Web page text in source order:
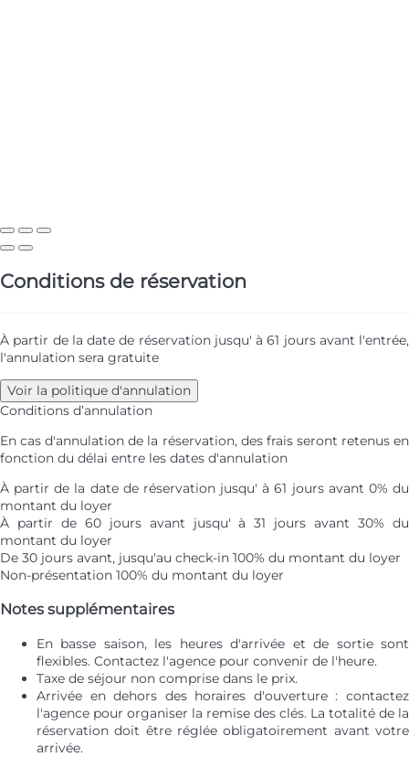
Conditions de réservation
À partir de la date de réservation jusqu' à 61 jours avant l'entrée,
l'annulation sera gratuite
Voir la politique d'annulation
Conditions d’annulation
En cas d'annulation de la réservation, des frais seront retenus en
fonction du délai entre les dates d'annulation
À partir de la date de réservation jusqu' à 61 jours avant 0% du
montant du loyer
À partir de 60 jours avant jusqu' à 31 jours avant 30% du
montant du loyer
De 30 jours avant, jusqu'au check-in 100% du montant du loyer
Non-présentation 100% du montant du loyer
Notes supplémentaires
En basse saison, les heures d'arrivée et de sortie sont
flexibles. Contactez l'agence pour convenir de l'heure.
Taxe de séjour non comprise dans le prix.
Arrivée en dehors des horaires d'ouverture : contactez
l'agence pour organiser la remise des clés. La totalité de la
réservation doit être réglée obligatoirement avant votre
arrivée.